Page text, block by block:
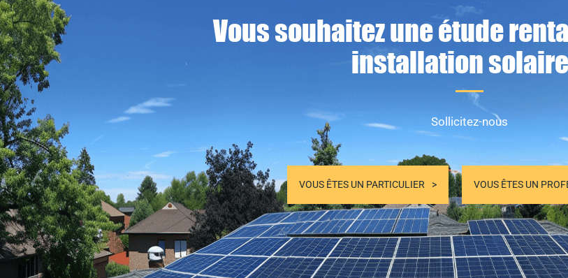
Vous souhaitez une étude
installation
Sollicitez-nous
VOUS ÊTES UN PARTICULIER VOUS ÊTES UN